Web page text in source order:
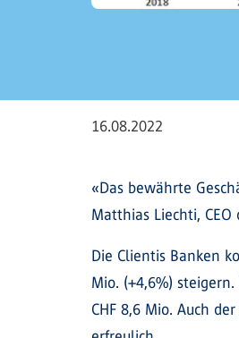
16.08.2022
«Das bewährte
Matthias Liechti,
Die Clientis Banken
Mio. (+4,6%)
CHF 8,6 Mio. Auch